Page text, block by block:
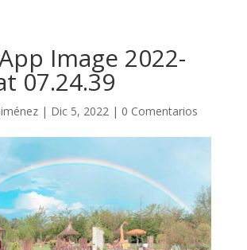
Image 2022-
07.24.39
| Dic 5, 2022| 0 Comentarios